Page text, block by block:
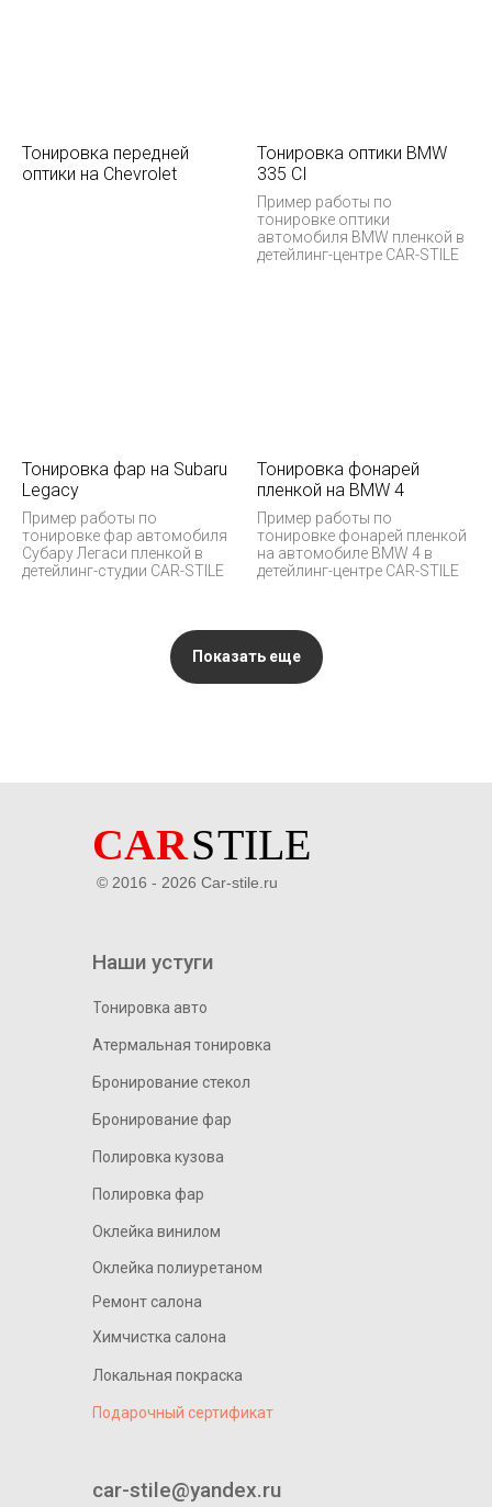
Тонировка передней
оптики на Chevrolet
Тонировка оптики BMW
335 CI
Пример работы по
тонировке оптики
автомобиля BMW пленкой в
детейлинг-центре CAR-STILE
Тонировка фар на Subaru
Legacy
Пример работы по
тонировке фар автомобиля
Субару Легаси пленкой в
детейлинг-студии CAR-STILE
Тонировка фонарей
пленкой на BMW 4
Пример работы по
тонировке фонарей пленкой
на автомобиле BMW 4 в
детейлинг-центре CAR-STILE
Показать еще
car-stile@yandex.ru
Наши устуги
Тонировка авто
Атермальная тонировка
Бронирование стекол
Бронирование фар
Локальная покраска
Подарочный сертификат
Оклейка винилом
Оклейка полиуретаном
Химчистка салона
Полировка кузова
Полировка фар
Ремонт салона
© 2016 - 2026 Car-stile.ru